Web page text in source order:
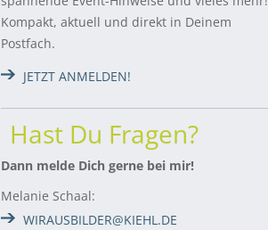
Kompakt, aktuell und direkt in Deinem
Postfach.
JETZT ANMELDEN!
Hast Du Fragen?
Dann melde Dich gerne bei mir!
Melanie Schaal:
WIRAUSBILDER@KIEHL.DE